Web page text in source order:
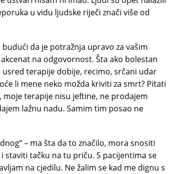
u vidu ljudske riječi znači više od
da je potražnja upravo za vašim
na odgovornost. Šta ako bolestan
terapije dobije, recimo, srčani udar
li mene neko možda kriviti za smrt? Pitati
moje terapije nisu jeftine, ne prodajem
lažnu nadu. Samim tim posao ne
– ma šta da to značilo, mora snositi
staviti tačku na tu priču. S pacijentima se
na cjedilu. Ne žalim se kad me dignu s